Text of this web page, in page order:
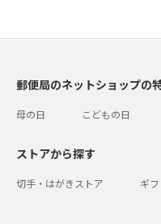
郵便局のネットショップの
母の日 こどもの日
ストアから探す
切手・はがきストア ギ